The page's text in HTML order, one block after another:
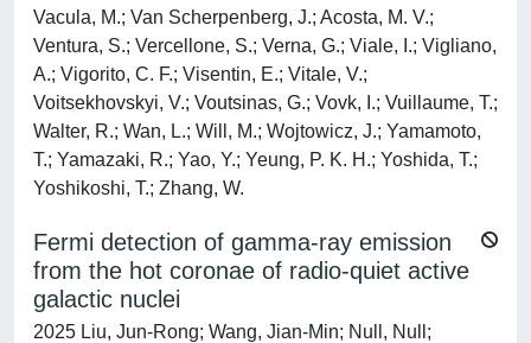
Vacula, M.; Van Scherpenberg, J.; Acosta, M. V.;
Ventura, S.; Vercellone, S.; Verna, G.; Viale, I.; Vigliano,
A.; Vigorito, C. F.; Visentin, E.; Vitale, V.;
Voitsekhovskyi, V.; Voutsinas, G.; Vovk, I.; Vuillaume, T.;
Walter, R.; Wan, L.; Will, M.; Wojtowicz, J.; Yamamoto,
T.; Yamazaki, R.; Yao, Y.; Yeung, P. K. H.; Yoshida, T.;
Yoshikoshi, T.; Zhang, W.
Fermi detection of gamma-ray emission
from the hot coronae of radio-quiet active
galactic nuclei
2025 Liu, Jun-Rong; Wang, Jian-Min; Null, Null;